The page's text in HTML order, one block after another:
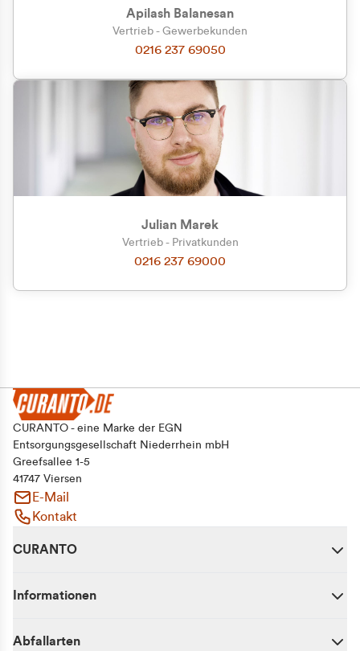
Apilash Balanesan
Vertrieb - Gewerbekunden
0216 237 69050
Julian Marek
Vertrieb - Privatkunden
0216 237 69000
CURANTO - eine Marke der EGN
Entsorgungsgesellschaft Niederrhein mbH
Greefsallee 1-5
41747 Viersen
E-Mail
Kontakt
CURANTO
Informationen
Abfallarten